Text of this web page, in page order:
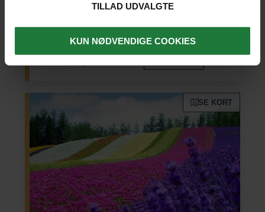
TILLAD UDVALGTE
KUN NØDVENDIGE COOKIES
Tokyo(7 nætter)
SE KORT